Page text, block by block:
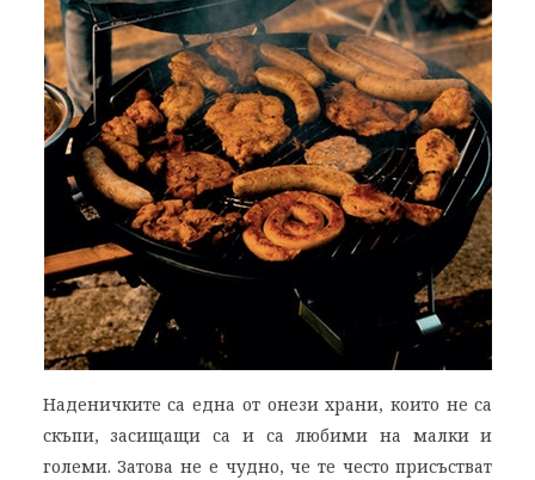
Наденичките са една от онези храни, които не са
скъпи, засищащи са и са любими на малки и
големи. Затова не е чудно, че те често присъстват